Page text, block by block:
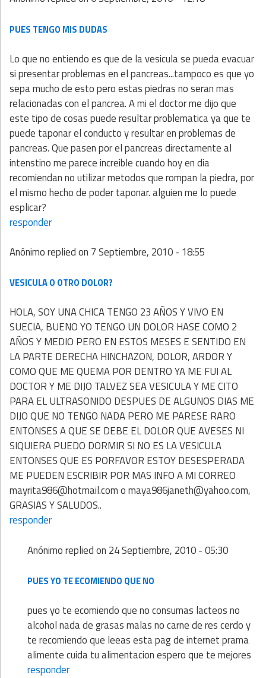
PUES TENGO MIS DUDAS
Lo que no entiendo es que de la vesicula se pueda evacuar
si presentar problemas en el pancreas...tampoco es que yo
sepa mucho de esto pero estas piedras no seran mas
relacionadas con el pancrea. A mi el doctor me dijo que
este tipo de cosas puede resultar problematica ya que te
puede taponar el conducto y resultar en problemas de
pancreas. Que pasen por el pancreas directamente al
intenstino me parece increible cuando hoy en dia
recomiendan no utilizar metodos que rompan la piedra, por
el mismo hecho de poder taponar. alguien me lo puede
esplicar?
responder
Anónimoreplied on 7 Septiembre, 2010 - 18:55
VESICULA O OTRO DOLOR?
HOLA, SOY UNA CHICA TENGO 23 AÑOS Y VIVO EN
SUECIA, BUENO YO TENGO UN DOLOR HASE COMO 2
AÑOS Y MEDIO PERO EN ESTOS MESES E SENTIDO EN
LA PARTE DERECHA HINCHAZON, DOLOR, ARDOR Y
COMO QUE ME QUEMA POR DENTRO YA ME FUI AL
DOCTOR Y ME DIJO TALVEZ SEA VESICULA Y ME CITO
PARA EL ULTRASONIDO DESPUES DE ALGUNOS DIAS ME
DIJO QUE NO TENGO NADA PERO ME PARESE RARO
ENTONSES A QUE SE DEBE EL DOLOR QUE AVESES NI
SIQUIERA PUEDO DORMIR SI NO ES LA VESICULA
ENTONSES QUE ES PORFAVOR ESTOY DESESPERADA
ME PUEDEN ESCRIBIR POR MAS INFO A MI CORREO
mayrita986@hotmail.com o maya986janeth@yahoo.com,
GRASIAS Y SALUDOS..
responder
Anónimoreplied on 24 Septiembre, 2010 - 05:30
PUES YO TE ECOMIENDO QUE NO
pues yo te ecomiendo que no consumas lacteos no
alcohol nada de grasas malas no carne de res cerdo y
te recomiendo que leeas esta pag de internet prama
alimente cuida tu alimentacion espero que te mejores
responder